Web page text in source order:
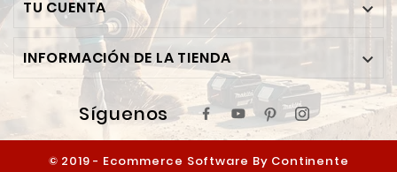
TU CUENTA 
INFORMACIÓN DE LA TIENDA 
Síguenos
© 2019 - Ecommerce Software By Continente